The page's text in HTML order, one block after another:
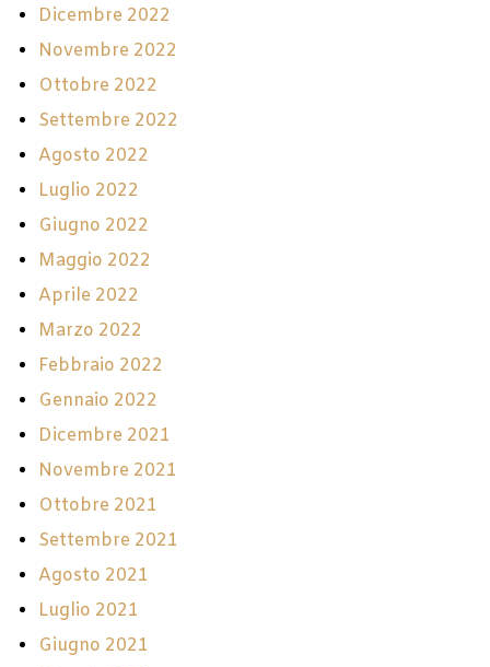
Dicembre 2022
Novembre 2022
Ottobre 2022
Settembre 2022
Agosto 2022
Luglio 2022
Giugno 2022
Maggio 2022
Aprile 2022
Marzo 2022
Febbraio 2022
Gennaio 2022
Dicembre 2021
Novembre 2021
Ottobre 2021
Settembre 2021
Agosto 2021
Luglio 2021
Giugno 2021